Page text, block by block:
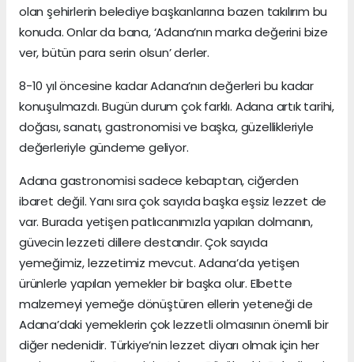
olan şehirlerin belediye başkanlarına bazen takılırım bu
konuda. Onlar da bana, ‘Adana’nın marka değerini bize
ver, bütün para serin olsun’ derler.
8-10 yıl öncesine kadar Adana’nın değerleri bu kadar
konuşulmazdı. Bugün durum çok farklı. Adana artık tarihi,
doğası, sanatı, gastronomisi ve başka, güzellikleriyle
değerleriyle gündeme geliyor.
Adana gastronomisi sadece kebaptan, ciğerden
ibaret değil. Yanı sıra çok sayıda başka eşsiz lezzet de
var. Burada yetişen patlıcanımızla yapılan dolmanın,
güvecin lezzeti dillere destandır. Çok sayıda
yemeğimiz, lezzetimiz mevcut. Adana’da yetişen
ürünlerle yapılan yemekler bir başka olur. Elbette
malzemeyi yemeğe dönüştüren ellerin yeteneği de
Adana’daki yemeklerin çok lezzetli olmasının önemli bir
diğer nedenidir. Türkiye’nin lezzet diyarı olmak için her